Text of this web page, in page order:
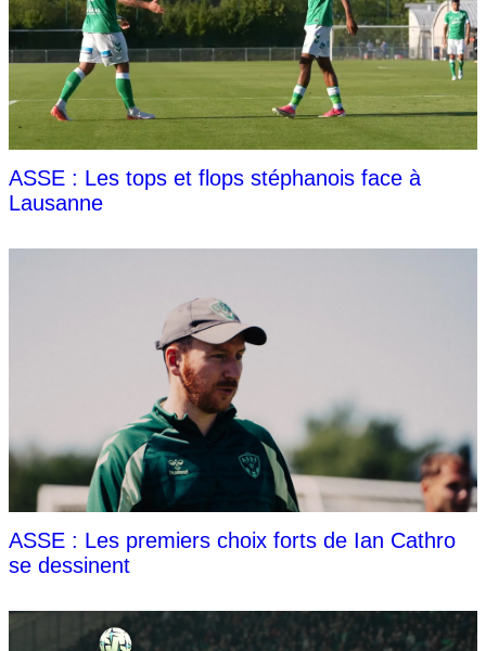
ASSE : Les tops et flops stéphanois face à
Lausanne
ASSE : Les premiers choix forts de Ian Cathro
se dessinent